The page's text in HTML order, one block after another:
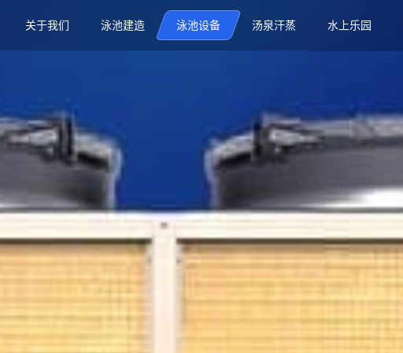
关于我们 泳池建造 泳池设备 汤泉汗蒸 水上乐园